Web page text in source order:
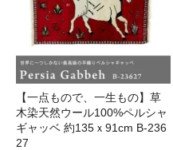
【一点もので、一生もの】草
木染天然ウール100%ペルシャ
ギャッベ 約135ｘ91cm B-236
27